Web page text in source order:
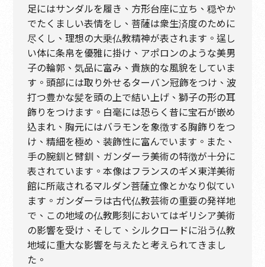
足にはサンダルを履き、方形台座に立ち、穏やか
でたくましい表情をし、菩薩は衆生済度のために
尽くし、理想の大乗仏教精神が表されます。逞し
い体に条帛を優雅に掛け、アポロンのような美男
子の輪郭、気品に富み、貴族的な風貌をしていま
す。頭部には取り外せるターバン冠飾をつけ、波
打つ豊かな髪を頭の上で結い上げ、獅子の形の耳
飾りをつけます。白毫には恐らく昔に宝石が嵌め
込まれ、胸元にはバラモンを象徴する胸飾りをつ
け、精細を極め、装飾性に富んでいます。また、
手の腕釧と臂釧、ガンダーラ美術の特徴が十分に
表されています。本像はフランスのギメ東洋美術
館に所蔵されるマルダン菩薩立像とかなり似てい
ます。ガンダーラは古代仏教芸術の重要の発祥地
で、この地域の仏教彫刻においてはギリシア美術
の影響を受け、そして、シルクロードに沿う仏教
地域に重大な影響を与えたと考えられてきまし
た。